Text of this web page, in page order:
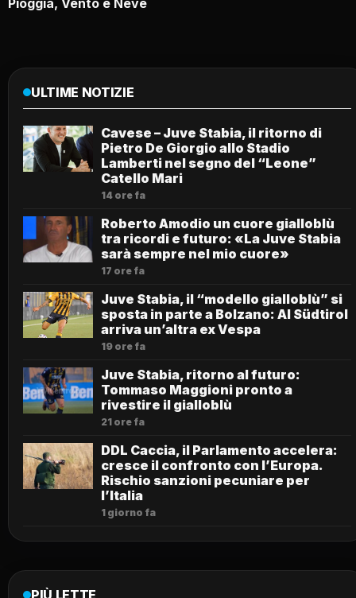
ULTIME NOTIZIE
Cavese – Juve Stabia, il ritorno di
Pietro De Giorgio allo Stadio
Lamberti nel segno del “Leone”
Catello Mari
14 ore fa
Roberto Amodio un cuore gialloblù
tra ricordi e futuro: «La Juve Stabia
sarà sempre nel mio cuore»
17 ore fa
Juve Stabia, il “modello gialloblù” si
sposta in parte a Bolzano: Al Südtirol
arriva un’altra ex Vespa
19 ore fa
Juve Stabia, ritorno al futuro:
Tommaso Maggioni pronto a
rivestire il gialloblù
21 ore fa
DDL Caccia, il Parlamento accelera:
cresce il confronto con l’Europa.
Rischio sanzioni pecuniare per
l’Italia
1 giorno fa
PIÙ LETTE